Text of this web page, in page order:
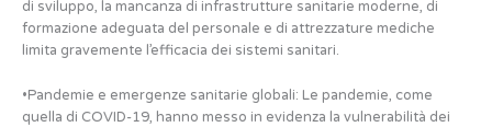
di sviluppo, la mancanza di infrastrutture sanitarie moderne, di
formazione adeguata del personale e di attrezzature mediche
limita gravemente l’efficacia dei sistemi sanitari.
•Pandemie e emergenze sanitarie globali: Le pandemie, come
quella di COVID-19, hanno messo in evidenza la vulnerabilità dei